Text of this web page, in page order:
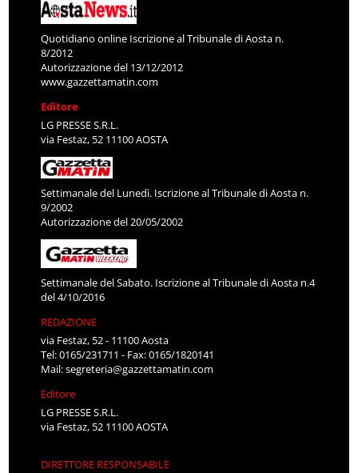
Quotidiano online Iscrizione al Tribunale di Aosta n.
8/2012
Autorizzazione del 13/12/2012
www.gazzettamatin.com
Editore
LG PRESSE S.R.L.
via Festaz, 52 11100 AOSTA
Settimanale del Lunedì. Iscrizione al Tribunale di Aosta n.
9/2002
Autorizzazione del 20/05/2002
Settimanale del Sabato. Iscrizione al Tribunale di Aosta n.4
del 4/10/2016
REDAZIONE
via Festaz, 52 - 11100 Aosta
Tel: 0165/231711 - Fax: 0165/1820141
Mail:segreteria@gazzettamatin.com
Editore
LG PRESSE S.R.L.
via Festaz, 52 11100 AOSTA
DIRETTORE RESPONSABILE